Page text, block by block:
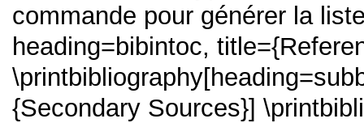
commande pour générer la
heading=bibintoc,
{Secondary Sources}]